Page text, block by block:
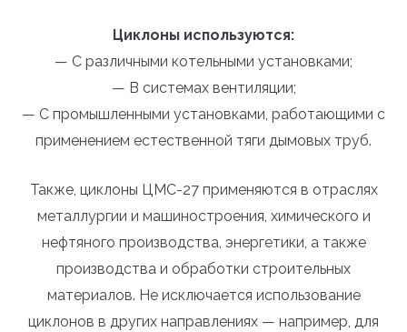
Циклоны используются:
— С различными котельными установками;
— В системах вентиляции;
— С промышленными установками, работающими с
применением естественной тяги дымовых труб.
Также, циклоны ЦМС-27 применяются в отраслях
металлургии и машиностроения, химического и
нефтяного производства, энергетики, а также
производства и обработки строительных
материалов. Не исключается использование
циклонов в других направлениях — например, для